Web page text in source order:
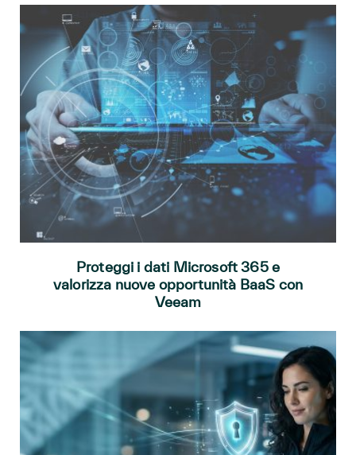
Proteggi i dati Microsoft 365 e
valorizza nuove opportunità BaaS con
Veeam